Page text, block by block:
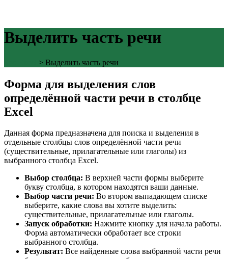
Выделить часть речи
> Выделить часть речи
Форма для выделения слов
определённой части речи в столбце
Excel
Данная форма предназначена для поиска и выделения в
отдельные столбцы слов определённой части речи
(существительные, прилагательные или глаголы) из
выбранного столбца Excel.
Выбор столбца: В верхней части формы выберите
букву столбца, в котором находятся ваши данные.
Выбор части речи: Во втором выпадающем списке
выберите, какие слова вы хотите выделить:
существительные, прилагательные или глаголы.
Запуск обработки: Нажмите кнопку для начала работы.
Форма автоматически обработает все строки
выбранного столбца.
Результат: Все найденные слова выбранной части речи